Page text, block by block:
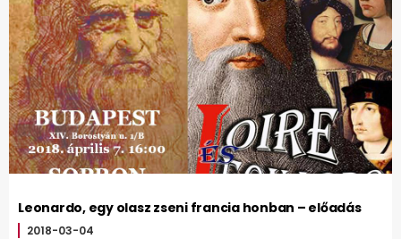
Leonardo, egy olasz zseni francia honban – előadás
2018-03-04